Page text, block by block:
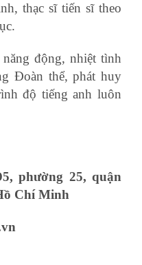
thạc sĩ tiến sĩ theo
động, nhiệt tình
Đoàn thể, phát huy
độ tiếng anh luôn
phường 25, quận
Chí Minh